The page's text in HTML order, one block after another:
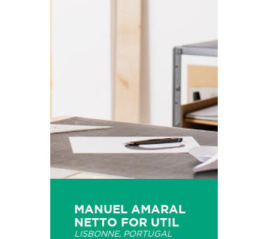
MANUEL AMARAL
NETTO FOR UTIL
LISBONNE, PORTUGAL